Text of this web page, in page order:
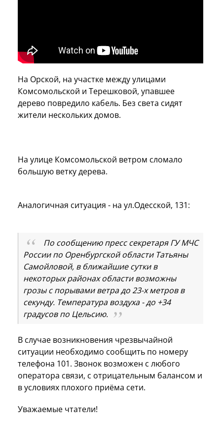
На Орской, на участке между улицами
Комсомольской и Терешковой, упавшее
дерево повредило кабель. Без света сидят
жители нескольких домов.
На улице Комсомольской ветром сломало
большую ветку дерева.
Аналогичная ситуация - на ул.Одесской, 131:
По сообщению пресс секретаря ГУ МЧС
России по Оренбургской области Татьяны
Самойловой, в ближайшие сутки в
некоторых районах области возможны
грозы с порывами ветра до 23-х метров в
секунду. Температура воздуха - до +34
градусов по Цельсию.
В случае возникновения чрезвычайной
ситуации необходимо сообщить по номеру
телефона 101. Звонок возможен с любого
оператора связи, с отрицательным балансом и
в условиях плохого приёма сети.
Уважаемые чтатели!